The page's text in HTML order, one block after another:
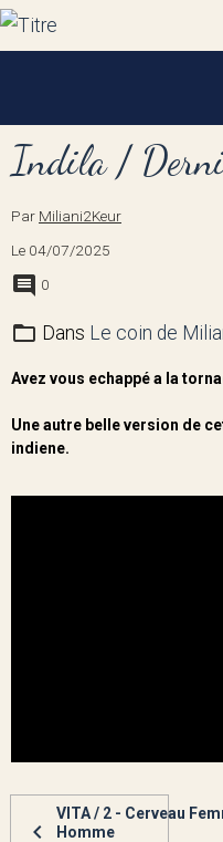
Indila /
Par Miliani2Keur
Le 04/07/2025
0
Dans Le coin de
Avez vous echappé a la
Une autre belle version de
indiene.
VITA / 2 - Cerveau
Homme